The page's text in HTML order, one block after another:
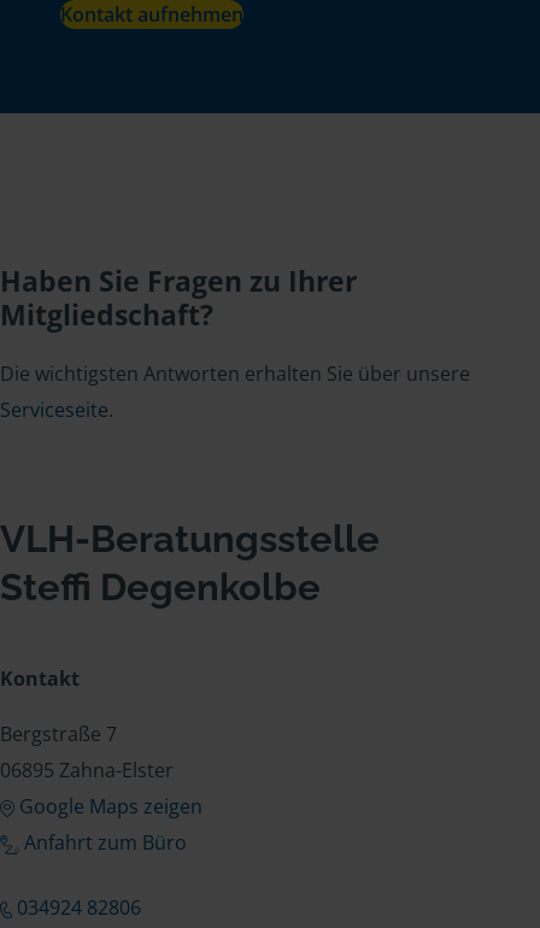
Kontakt aufnehmen
Haben Sie Fragen zu Ihrer
Mitgliedschaft?
Die wichtigsten Antworten erhalten Sie über unsere
Serviceseite.
VLH-Beratungsstelle
Steffi Degenkolbe
Kontakt
Bergstraße 7
06895 Zahna-Elster
Google Maps zeigen
Anfahrt zum Büro
034924 82806